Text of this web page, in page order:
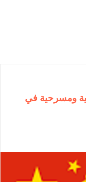
ومسرحية في